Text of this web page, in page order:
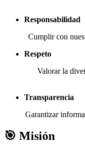
Responsabilidad
Cumplir con
Respeto
Valorar la
Transparencia
Garantizar
🎯 Misión